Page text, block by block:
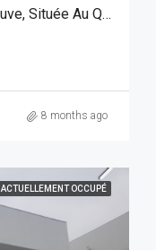
LGC-058 – Une Villa Jumelée Neuve, Située Au Quartier Wharf
8 months ago
ACTUELLEMENT OCCUPÉ